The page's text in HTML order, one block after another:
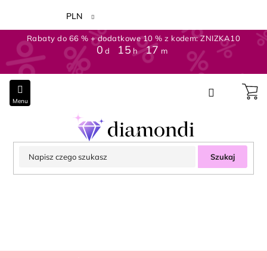
treści
Rabaty do 66 % + dodatkowe 10 % z kodem: ZNIZKA10
0 d 15 h :17 m
PLN
Szukaj